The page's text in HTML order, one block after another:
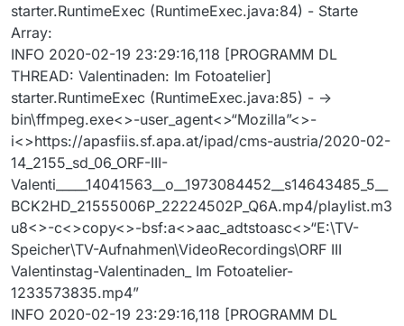
starter.RuntimeExec (RuntimeExec.java:84) - Starte
Array:
INFO 2020-02-19 23:29:16,118 [PROGRAMM DL
THREAD: Valentinaden: Im Fotoatelier]
starter.RuntimeExec (RuntimeExec.java:85) - ->
bin\ffmpeg.exe<>-user_agent<>“Mozilla”<>-
i<>https://apasfiis.sf.apa.at/ipad/cms-austria/2020-02-
14_2155_sd_06_ORF-III-
Valenti_____14041563__o__1973084452__s14643485_5__
BCK2HD_21555006P_22224502P_Q6A.mp4/playlist.m3
u8<>-c<>copy<>-bsf:a<>aac_adtstoasc<>“E:\TV-
Speicher\TV-Aufnahmen\VideoRecordings\ORF III
Valentinstag-Valentinaden_ Im Fotoatelier-
1233573835.mp4”
INFO 2020-02-19 23:29:16,118 [PROGRAMM DL